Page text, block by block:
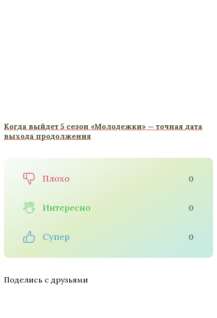
Когда выйдет 5 сезон «Молодежки» — точная дата
выхода продолжения
Плохо 0
Интересно 0
Супер 0
Поделись с друзьями